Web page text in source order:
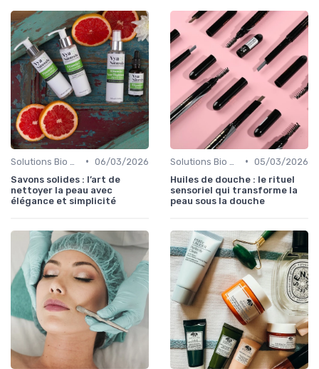
• 06/03/2026
Savons solides : l’art de
nettoyer la peau avec
élégance et simplicité
• 05/03/2026
Huiles de douche : le rituel
sensoriel qui transforme la
peau sous la douche